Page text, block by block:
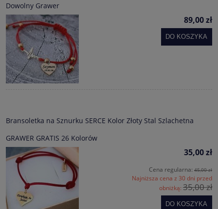
Dowolny Grawer
89,00 zł
DO KOSZYKA
Bransoletka na Sznurku SERCE Kolor Złoty Stal Szlachetna
GRAWER GRATIS 26 Kolorów
35,00 zł
Cena regularna: 45,00 zł
Najniższa cena z 30 dni przed
obniżką: 35,00 zł
DO KOSZYKA